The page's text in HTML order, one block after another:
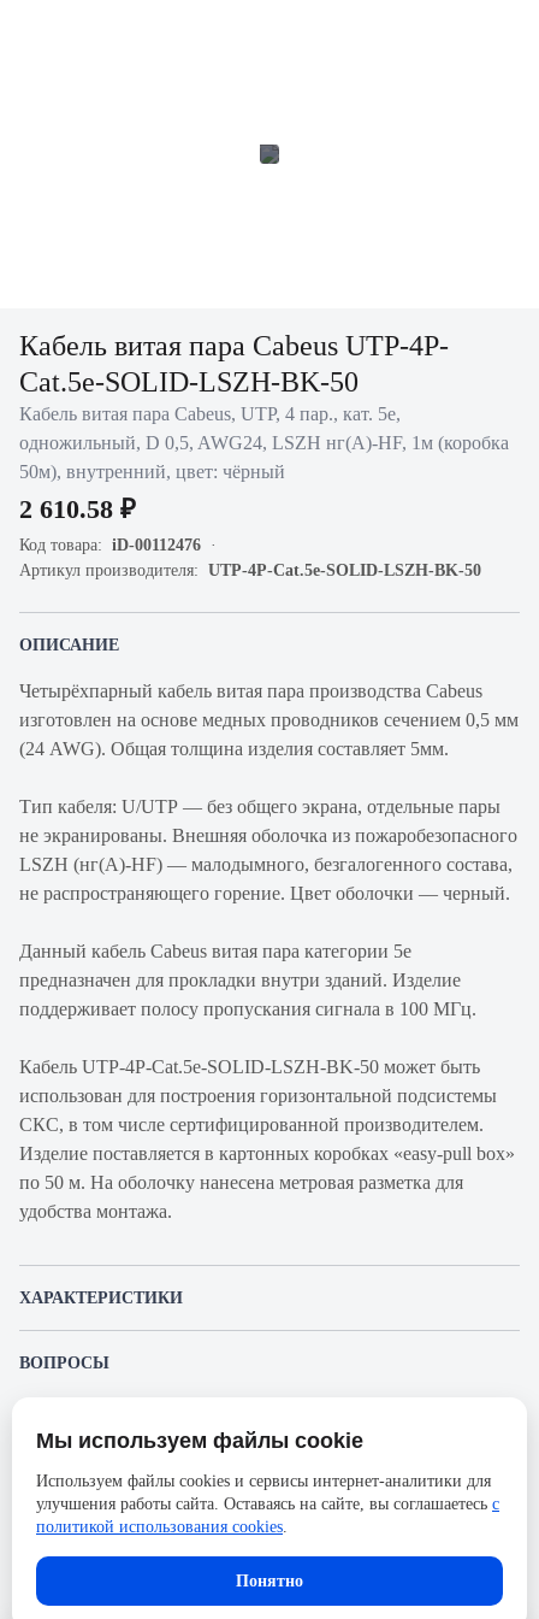
В корзину
Кабель витая пара Cabeus UTP-4P-
Cat.5e-SOLID-LSZH-BK-50
Кабель витая пара Cabeus, UTP, 4 пар., кат. 5е,
одножильный, D 0,5, AWG24, LSZH нг(A)-HF, 1м (коробка
50м), внутренний, цвет: чёрный
2 610.58 ₽
Код товара: iD-00112476
Артикул производителя: UTP-4P-Cat.5e-SOLID-LSZH-BK-50
ОПИСАНИЕ
Четырёхпарный кабель витая пара производства Cabeus
изготовлен на основе медных проводников сечением 0,5 мм
(24 AWG). Общая толщина изделия составляет 5мм.
Тип кабеля: U/UTP — без общего экрана, отдельные пары
не экранированы. Внешняя оболочка из пожаробезопасного
LSZH (нг(А)-HF) — малодымного, безгалогенного состава,
не распространяющего горение. Цвет оболочки — черный.
Данный кабель Cabeus витая пара категории 5е
предназначен для прокладки внутри зданий. Изделие
поддерживает полосу пропускания сигнала в 100 МГц.
Кабель UTP-4P-Cat.5e-SOLID-LSZH-BK-50 может быть
использован для построения горизонтальной подсистемы
СКС, в том числе сертифицированной производителем.
Изделие поставляется в картонных коробках «easy-pull box»
по 50 м. На оболочку нанесена метровая разметка для
удобства монтажа.
ХАРАКТЕРИСТИКИ
Производитель
Категория
Оболочка
Длина, м
50
Количество пар
ВОПРОСЫ
Пожалуйста, авторизуйтесь, чтобы иметь
возможность оставлять вопросы.
Представленные изображения и характеристики могут отличаться от реального
без предварительного уведомления. Компания АйДистрибьют не несёт
ответственности в случае не соответствия текущей модели товаров фотографиям,
размещённым в карточке товара.
Мы используем файлы cookie
Используем файлы cookies и сервисы интернет-аналитики для
улучшения работы сайта. Оставаясь на сайте, вы соглашаетесь с
политикой использования cookies.
Понятно